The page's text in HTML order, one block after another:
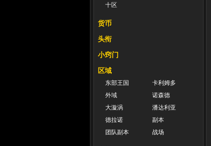
十区
货币
头衔
小窍门
区域
东部王国
卡利姆多
外域
诺森德
大漩涡
潘达利亚
德拉诺
副本
团队副本
战场